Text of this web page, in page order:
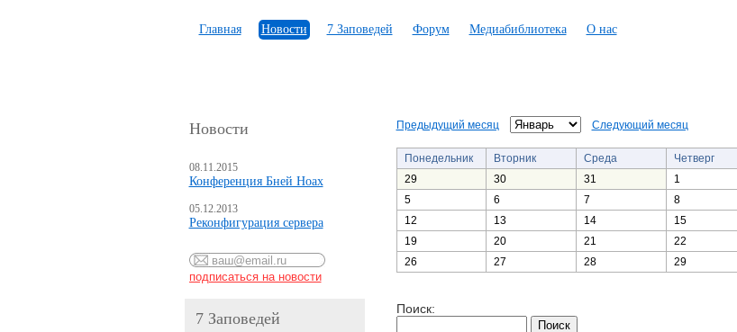
Главная Новости 7 Заповедей Форум Медиабиблиотека О нас
Новости
08.11.2015
Конференция Бней Ноах
05.12.2013
Реконфигурация сервера
7 Заповедей
Предыдущий месяц Следующий месяц
Понедельник Вторник Среда Четверг
29
30 31 1
5
6 7 8
12
13 14 15
19
20 21 22
26
27 28 29
Поиск: